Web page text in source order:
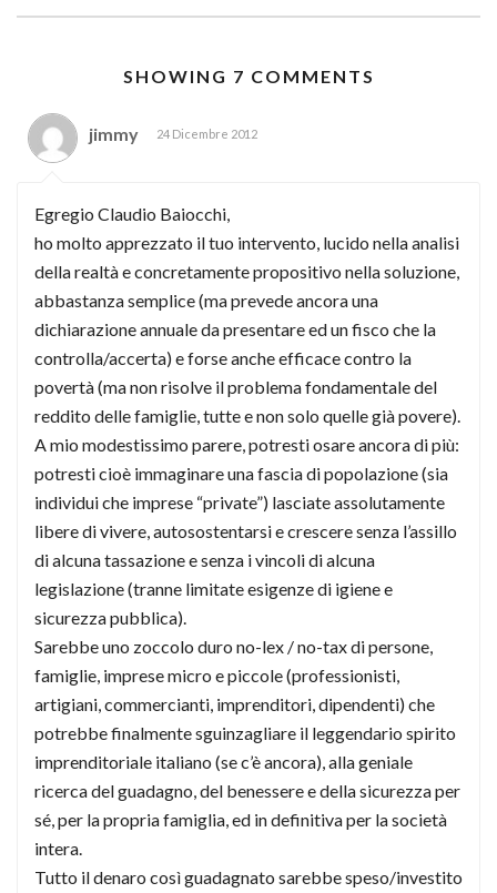
SHOWING 7 COMMENTS
jimmy 24 Dicembre 2012
Egregio Claudio Baiocchi,
ho molto apprezzato il tuo intervento, lucido nella analisi
della realtà e concretamente propositivo nella soluzione,
abbastanza semplice (ma prevede ancora una
dichiarazione annuale da presentare ed un fisco che la
controlla/accerta) e forse anche efficace contro la
povertà (ma non risolve il problema fondamentale del
reddito delle famiglie, tutte e non solo quelle già povere).
A mio modestissimo parere, potresti osare ancora di più:
potresti cioè immaginare una fascia di popolazione (sia
individui che imprese “private”) lasciate assolutamente
libere di vivere, autosostentarsi e crescere senza l’assillo
di alcuna tassazione e senza i vincoli di alcuna
legislazione (tranne limitate esigenze di igiene e
sicurezza pubblica).
Sarebbe uno zoccolo duro no-lex / no-tax di persone,
famiglie, imprese micro e piccole (professionisti,
artigiani, commercianti, imprenditori, dipendenti) che
potrebbe finalmente sguinzagliare il leggendario spirito
imprenditoriale italiano (se c’è ancora), alla geniale
ricerca del guadagno, del benessere e della sicurezza per
sé, per la propria famiglia, ed in definitiva per la società
intera.
Tutto il denaro così guadagnato sarebbe speso/investito